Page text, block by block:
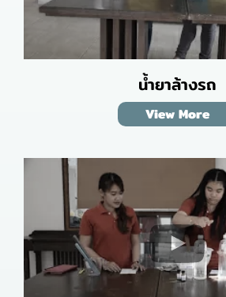
น้ำยาล้างรถ
View More